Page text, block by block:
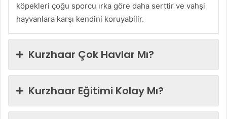
köpekleri çoğu sporcu ırka göre daha serttir ve vahşi
hayvanlara karşı kendini koruyabilir.
Kurzhaar Çok Havlar Mı?
Kurzhaar Eğitimi Kolay Mı?